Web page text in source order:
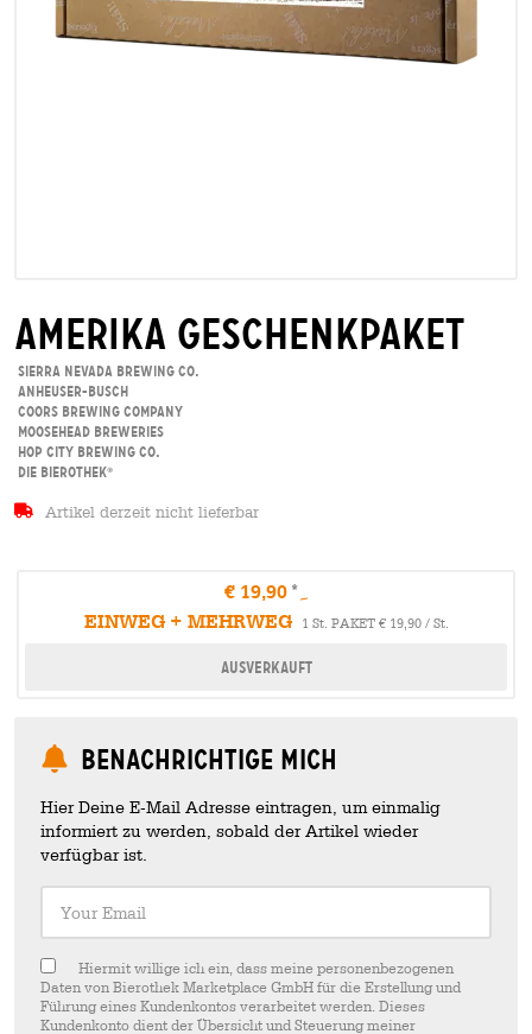
amerika Geschenkpaket
Sierra Nevada Brewing Co.
Anheuser-Busch
Coors Brewing Company
Moosehead Breweries
Hop City Brewing Co.
Die Bierothek®
Artikel derzeit nicht lieferbar
€ 19,90
EINWEG + MEHRWEG
1 St. PAKET € 19,90 / St.
Ausverkauft
Benachrichtige mich
Hier Deine E-Mail Adresse eintragen, um einmalig
informiert zu werden, sobald der Artikel wieder
verfügbar ist.
Hiermit willige ich ein, dass meine personenbezogenen
Daten von Bierothek Marketplace GmbH für die Erstellung und
Führung eines Kundenkontos verarbeitet werden. Dieses
Kundenkonto dient der Übersicht und Steuerung meiner